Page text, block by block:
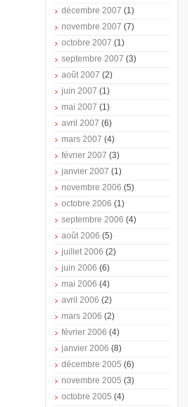
décembre 2007 (1)
novembre 2007 (7)
octobre 2007 (1)
septembre 2007 (3)
août 2007 (2)
juin 2007 (1)
mai 2007 (1)
avril 2007 (6)
mars 2007 (4)
février 2007 (3)
janvier 2007 (1)
novembre 2006 (5)
octobre 2006 (1)
septembre 2006 (4)
août 2006 (5)
juillet 2006 (2)
juin 2006 (6)
mai 2006 (4)
avril 2006 (2)
mars 2006 (2)
février 2006 (4)
janvier 2006 (8)
décembre 2005 (6)
novembre 2005 (3)
octobre 2005 (4)